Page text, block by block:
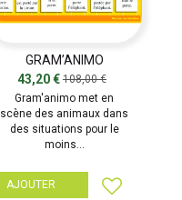
GRAM’ANIMO
43,20 € 108,00 €
Gram'animo met en
scène des animaux dans
des situations pour le
moins...
AJOUTER